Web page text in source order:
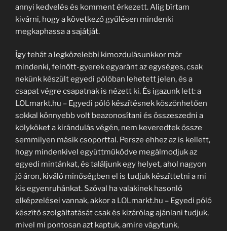
annyi kedvelés és komment érkezett. Alig bírtam
kivárni, hogy a következő gyűlésen mindenki
megkaphassa a sajátját.
Így tehát a legközelebbi kimozdulásunkkor már
mindenki, felnőtt-gyerek egyaránt az egységes, csak
nekünk készült egyedi pólóban lehetett jelen, és a
csapat végre csapatnak is nézett ki. És igazunk lett: a
LOLmarkt.hu – Egyedi póló készítésnek köszönhetően
sokkal könnyebb volt beazonosítani és összeszedni a
kölyköket a kirándulás végén, nem keveredtek össze
semmilyen másik csoporttal. Persze ehhez az is kellett,
hogy mindenkivel együttműködve megálmodjuk az
egyedi mintánkat, és találjunk egy helyet, ahol nagyon
jó áron, kiváló minőségben el is tudjuk készíttetni a mi
kis egyenruhánkat. Szóval ha valakinek hasonló
elképzelései vannak, akkor a LOLmarkt.hu – Egyedi póló
készítő szolgáltatását csak és kizárólag ajánlani tudjuk,
mivel mi pontosan azt kaptuk, amire vágytunk,